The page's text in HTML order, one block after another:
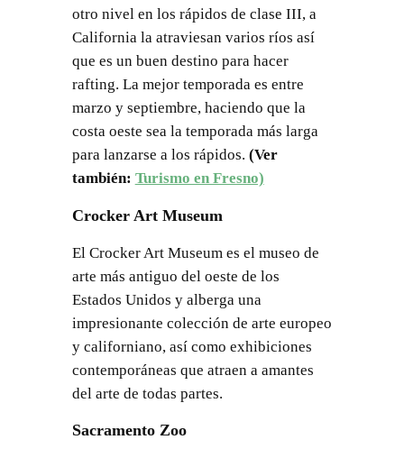
otro nivel en los rápidos de clase III, a
California la atraviesan varios ríos así
que es un buen destino para hacer
rafting. La mejor temporada es entre
marzo y septiembre, haciendo que la
costa oeste sea la temporada más larga
para lanzarse a los rápidos. (Ver
también: Turismo en Fresno)
Crocker Art Museum
El Crocker Art Museum es el museo de
arte más antiguo del oeste de los
Estados Unidos y alberga una
impresionante colección de arte europeo
y californiano, así como exhibiciones
contemporáneas que atraen a amantes
del arte de todas partes.
Sacramento Zoo